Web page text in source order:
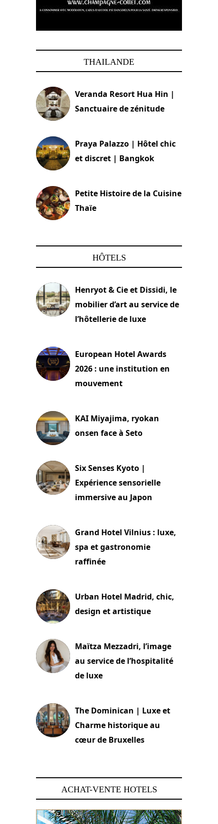
THAILANDE
Veranda Resort Hua Hin |
Sanctuaire de zénitude
Praya Palazzo | Hôtel chic
et discret | Bangkok
Petite Histoire de la Cuisine
Thaïe
HÔTELS
Henryot & Cie et Dissidi, le
mobilier d’art au service de
l’hôtellerie de luxe
European Hotel Awards
2026 : une institution en
mouvement
KAI Miyajima, ryokan
onsen face à Seto
Six Senses Kyoto |
Expérience sensorielle
immersive au Japon
Grand Hotel Vilnius : luxe,
spa et gastronomie
raffinée
Urban Hotel Madrid, chic,
design et artistique
Maïtza Mezzadri, l’image
au service de l’hospitalité
de luxe
The Dominican | Luxe et
Charme historique au
cœur de Bruxelles
ACHAT-VENTE HOTELS